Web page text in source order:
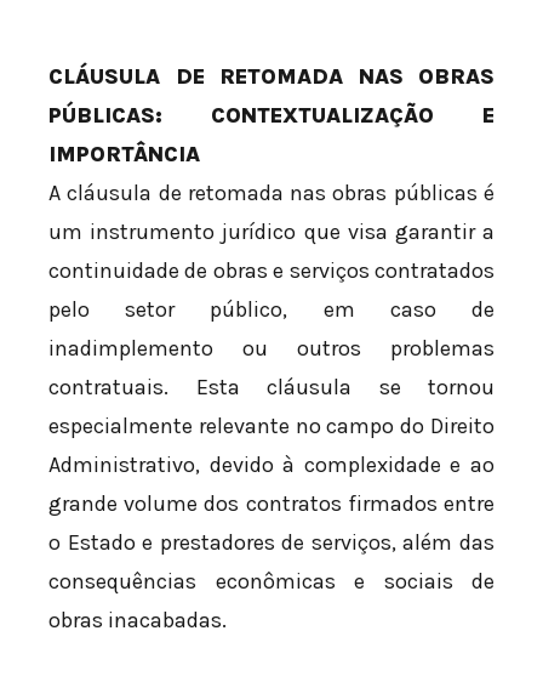
CLÁUSULA DE RETOMADA NAS OBRAS
PÚBLICAS: CONTEXTUALIZAÇÃO E
IMPORTÂNCIA
A cláusula de retomada nas obras públicas é
um instrumento jurídico que visa garantir a
continuidade de obras e serviços contratados
pelo setor público, em caso de
inadimplemento ou outros problemas
contratuais. Esta cláusula se tornou
especialmente relevante no campo do Direito
Administrativo, devido à complexidade e ao
grande volume dos contratos firmados entre
o Estado e prestadores de serviços, além das
consequências econômicas e sociais de
obras inacabadas.